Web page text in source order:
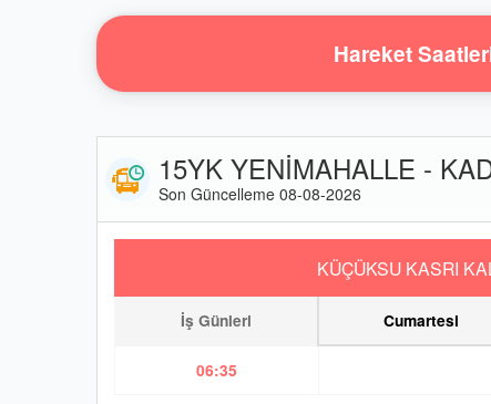
Hareket
15YK YENİMAHALLE -
Son Güncelleme 08-08-2026
KÜÇÜKSU KASRI
İş Günleri Cumartesi
06:35